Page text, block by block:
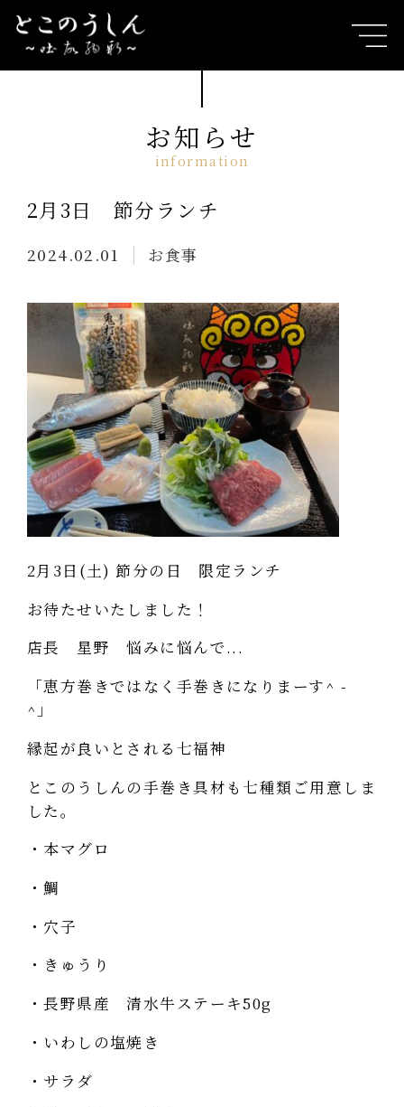
お知らせ
2月3日 節分ランチ
2024.02.01 お食事
2月3日(土) 節分の日 限定ランチ
お待たせいたしました！
店長 星野 悩みに悩んで...
「恵方巻きではなく手巻きになりまーす^ -
^」
縁起が良いとされる七福神
とこのうしんの手巻き具材も七種類ご用意しま
した。
・本マグロ
・鯛
・穴子
・きゅうり
・長野県産 清水牛ステーキ50g
・いわしの塩焼き
・サラダ